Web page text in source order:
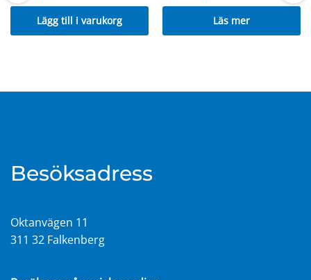
Lägg till i varukorg Läs mer
Besöksadress
Oktanvägen 11
311 32 Falkenberg